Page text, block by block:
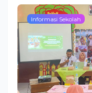
Informasi Sekolah